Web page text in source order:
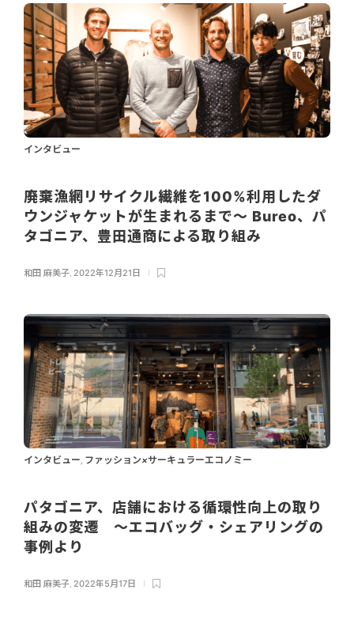
インタビュー
廃棄漁網リサイクル繊維を100%利用したダ
ウンジャケットが生まれるまで～ Bureo、パ
タゴニア、豊田通商による取り組み
和田 麻美子, 2022年12月21日
インタビュー, ファッション×サーキュラーエコノミー
パタゴニア、店舗における循環性向上の取り
組みの変遷 ～エコバッグ・シェアリングの
事例より
和田 麻美子, 2022年5月17日